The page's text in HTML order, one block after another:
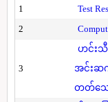
1
Test
2
3
ဟင်းသီ
အင်းဆက်
တတ်သေ